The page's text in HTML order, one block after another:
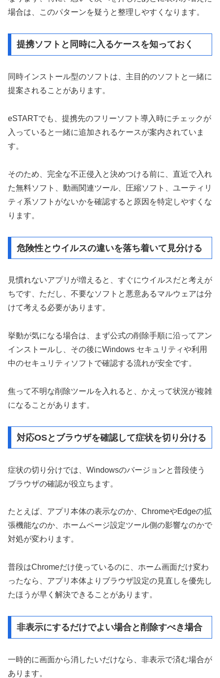
場合は、このパターンを疑うと整理しやすくなります。
提携ソフトと同時に入るケースを知っておく
同時インストール型のソフトは、主目的のソフトと一緒に
提案されることがあります。
eSTARTでも、提携先のフリーソフト導入時にチェックが
入っていると一緒に追加されるケースが案内されていま
す。
そのため、完全な不正侵入と決めつける前に、直近で入れ
た無料ソフト、動画関連ツール、圧縮ソフト、ユーティリ
ティ系ソフトがないかを確認すると原因を特定しやすくな
ります。
危険性とウイルスの違いを落ち着いて見分ける
見慣れないアプリが増えると、すぐにウイルスだと考えが
ちです、ただし、不要なソフトと悪意あるマルウェアは分
けて考える必要があります。
挙動が気になる場合は、まず公式の削除手順に沿ってアン
インストールし、その後にWindows セキュリティや利用
中のセキュリティソフトで確認する流れが安全です。
焦って不明な削除ツールを入れると、かえって状況が複雑
になることがあります。
対応OSとブラウザを確認して症状を切り分ける
症状の切り分けでは、Windowsのバージョンと普段使う
ブラウザの確認が役立ちます。
たとえば、アプリ本体の表示なのか、ChromeやEdgeの拡
張機能なのか、ホームページ設定ツール側の影響なのかで
対処が変わります。
普段はChromeだけ使っているのに、ホーム画面だけ変わ
ったなら、アプリ本体よりブラウザ設定の見直しを優先し
たほうが早く解決できることがあります。
非表示にするだけでよい場合と削除すべき場合
一時的に画面から消したいだけなら、非表示で済む場合が
あります。